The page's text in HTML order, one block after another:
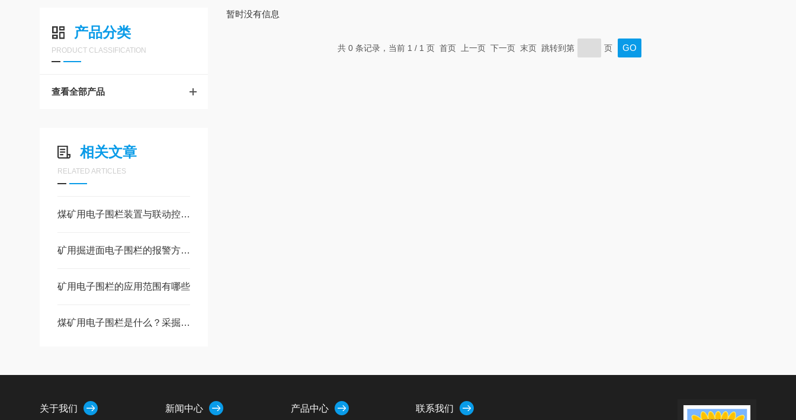
产品分类
PRODUCT CLASSIFICATION
查看全部产品
相关文章
RELATED ARTICLES
煤矿用电子围栏装置与联动控制机制的详细解析
矿用掘进面电子围栏的报警方式有哪些
矿用电子围栏的应用范围有哪些
煤矿用电子围栏是什么？采掘面防误入围栏装置什么结构组成
暂时没有信息
共 0 条记录，当前 1 / 1 页 首页 上一页 下一页 末页 跳转到第 页
关于我们 新闻中心 产品中心 联系我们